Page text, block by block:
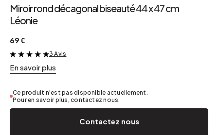
Miroir rond décagonal biseauté 44 x 47 cm
Léonie
69 €
&
3 Avis
En savoir plus
Ce produit n'est pas disponible actuellement.
Pour en savoir plus, contactez nous.
Contactez nous